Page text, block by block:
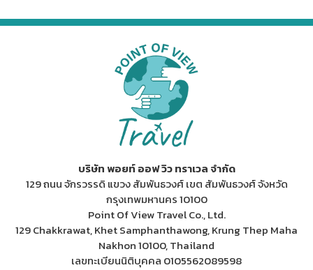
บริษัท พอยท์ ออฟ วิว ทราเวล จำกัด
129 ถนน จักรวรรดิ แขวง สัมพันธวงศ์ เขต สัมพันธวงศ์ จังหวัด
กรุงเทพมหานคร 10100
Point Of View Travel Co., Ltd.
129 Chakkrawat, Khet Samphanthawong, Krung Thep Maha
Nakhon 10100, Thailand
เลขทะเบียนนิติบุคคล 0105562089598